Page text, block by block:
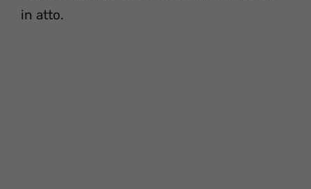
in atto.